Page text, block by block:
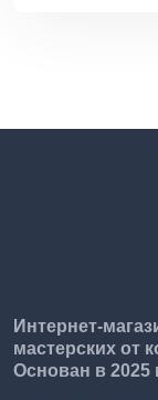
Интернет-
мастерских
Основан в 2025